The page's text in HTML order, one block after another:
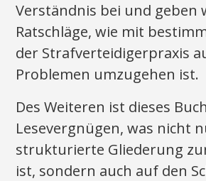
Verständnis bei und geben
Ratschläge, wie mit
der Strafverteidigerpraxis
Problemen umzugehen ist.
Des Weiteren ist dieses
Lesevergnügen, was nicht
strukturierte Gliederung
ist, sondern auch auf den